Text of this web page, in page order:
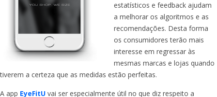
estatísticos e feedback ajudam
a melhorar os algoritmos e as
recomendações. Desta forma
os consumidores terão mais
interesse em regressar às
mesmas marcas e lojas quando
tiverem a certeza que as medidas estão perfeitas.
A app EyeFitU vai ser especialmente útil no que diz respeito a